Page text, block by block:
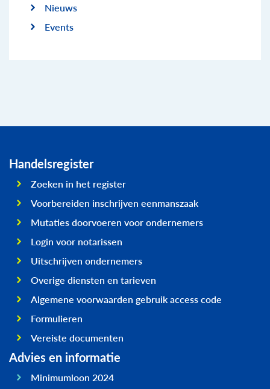
Nieuws
Events
Handelsregister
Zoeken in het register
Voorbereiden inschrijven eenmanszaak
Mutaties doorvoeren voor ondernemers
Login voor notarissen
Uitschrijven ondernemers
Overige diensten en tarieven
Algemene voorwaarden gebruik access code
Formulieren
Vereiste documenten
Advies en informatie
Minimumloon 2024